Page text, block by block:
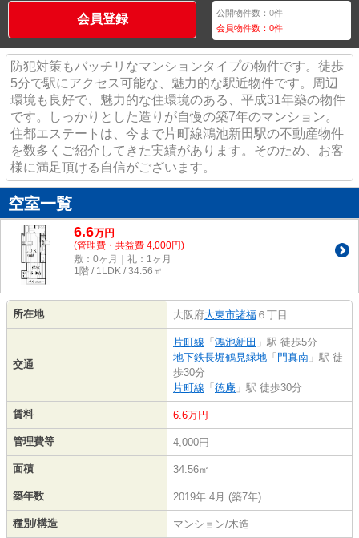
会員登録 公開物件数：0件
会員物件数：0件
防犯対策もバッチリなマンションタイプの物件です。徒歩
5分で駅にアクセス可能な、魅力的な駅近物件です。周辺
環境も良好で、魅力的な住環境のある、平成31年築の物件
です。しっかりとした造りが自慢の築7年のマンション。
住都エステートは、今まで片町線鴻池新田駅の不動産物件
を数多くご紹介してきた実績があります。そのため、お客
様に満足頂ける自信がございます。
空室一覧
6.6万円
(管理費・共益費 4,000円)
敷：0ヶ月｜礼：1ヶ月
1階 / 1LDK / 34.56㎡
所在地 大阪府大東市諸福 ６丁目
交通
片町線 「 鴻池新田 」駅 徒歩5分
地下鉄長堀鶴見緑地 「 門真南 」駅 徒
歩30分
片町線 「 徳庵 」駅 徒歩30分
賃料 6.6万円
管理費等 4,000円
面積 34.56㎡
築年数 2019年 4月 (築7年)
種別/構造 マンション/木造